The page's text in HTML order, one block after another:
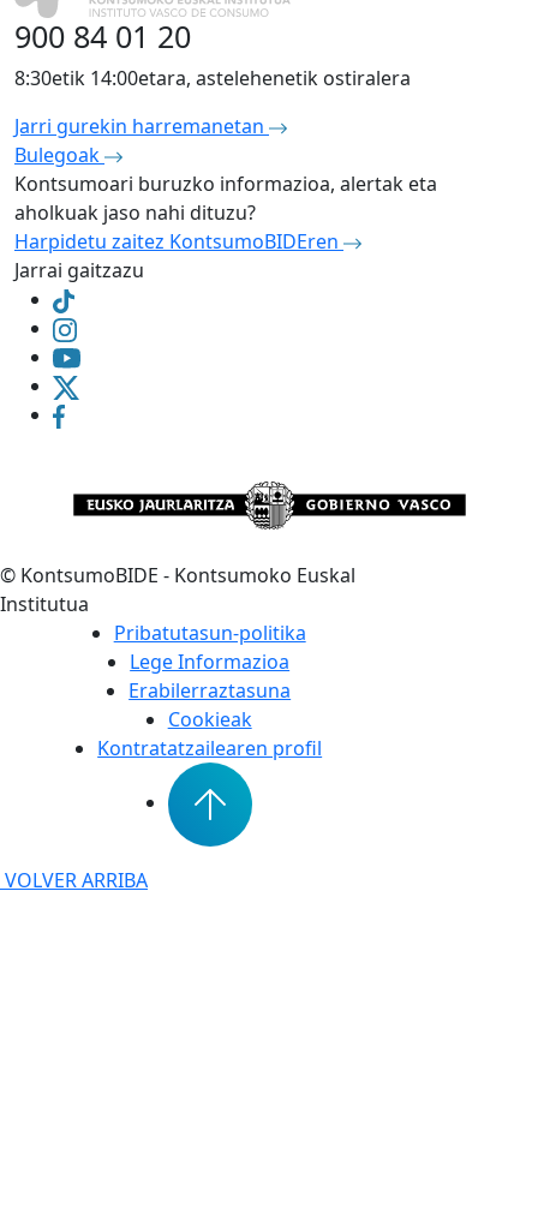
900 84 01 20
8:30etik 14:00etara, astelehenetik ostiralera
Jarri gurekin harremanetan
Bulegoak
Kontsumoari buruzko informazioa, alertak eta
aholkuak jaso nahi dituzu?
Harpidetu zaitez KontsumoBIDEren
Jarrai gaitzazu
© KontsumoBIDE - Kontsumoko Euskal
Institutua
Pribatutasun-politika
Lege Informazioa
Erabilerraztasuna
Cookieak
Kontratatzailearen profil
VOLVER ARRIBA